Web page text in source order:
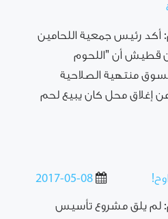
أكد رئيس جمعية اللحامين
قطيش أن "اللحوم
منتهية الصلاحية
إغلاق محل كان يبيع لحم
2017-05-08
لم يلق مشروع تأسيس